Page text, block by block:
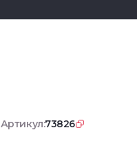
Артикул:73826